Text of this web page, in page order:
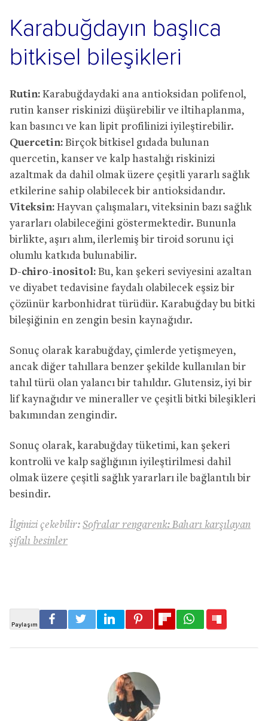
Karabuğdayın başlıca
bitkisel bileşikleri
Rutin: Karabuğdaydaki ana antioksidan polifenol,
rutin kanser riskinizi düşürebilir ve iltihaplanma,
kan basıncı ve kan lipit profilinizi iyileştirebilir.
Quercetin: Birçok bitkisel gıdada bulunan
quercetin, kanser ve kalp hastalığı riskinizi
azaltmak da dahil olmak üzere çeşitli yararlı sağlık
etkilerine sahip olabilecek bir antioksidandır.
Viteksin: Hayvan çalışmaları, viteksinin bazı sağlık
yararları olabileceğini göstermektedir. Bununla
birlikte, aşırı alım, ilerlemiş bir tiroid sorunu içi
olumlu katkıda bulunabilir.
D-chiro-inositol: Bu, kan şekeri seviyesini azaltan
ve diyabet tedavisine faydalı olabilecek eşsiz bir
çözünür karbonhidrat türüdür. Karabuğday bu bitki
bileşiğinin en zengin besin kaynağıdır.
Sonuç olarak karabuğday, çimlerde yetişmeyen,
ancak diğer tahıllara benzer şekilde kullanılan bir
tahıl türü olan yalancı bir tahıldır. Glutensiz, iyi bir
lif kaynağıdır ve mineraller ve çeşitli bitki bileşikleri
bakımından zengindir.
Sonuç olarak, karabuğday tüketimi, kan şekeri
kontrolü ve kalp sağlığının iyileştirilmesi dahil
olmak üzere çeşitli sağlık yararları ile bağlantılı bir
besindir.
İlginizi çekebilir: Sofralar rengarenk: Baharı karşılayan
şifalı besinler